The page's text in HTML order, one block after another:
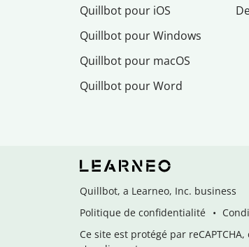
Quillbot pour iOS
Quillbot pour Windows
Quillbot pour macOS
Quillbot pour Word
Quillbot, a Learneo, Inc. business
Politique de confidentialité
Ce site est protégé par